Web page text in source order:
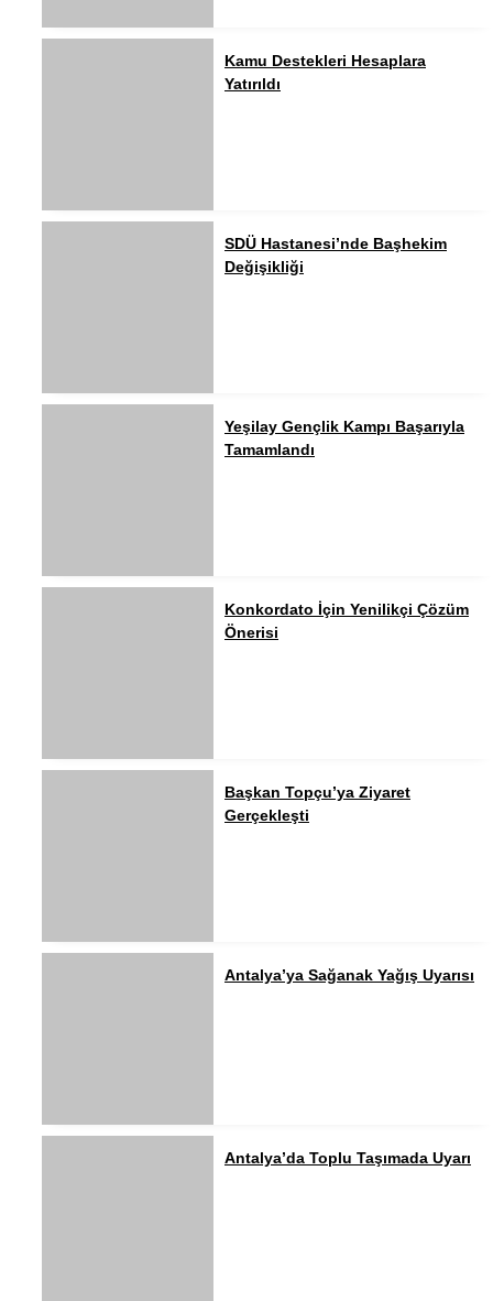
Kamu Destekleri Hesaplara
Yatırıldı
SDÜ Hastanesi’nde Başhekim
Değişikliği
Yeşilay Gençlik Kampı Başarıyla
Tamamlandı
Konkordato İçin Yenilikçi Çözüm
Önerisi
Başkan Topçu’ya Ziyaret
Gerçekleşti
Antalya’ya Sağanak Yağış Uyarısı
Antalya’da Toplu Taşımada Uyarı